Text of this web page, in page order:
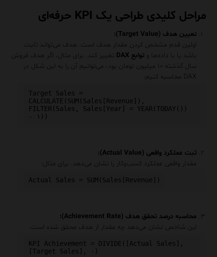
مراحل کلیدی طراحی یک KPI حرفه‌ای
تعیین هدف (Target Value):
اولین قدم مشخص کردن مقدار هدف است. هدف می‌تواند ثابت
باشد یا با داده‌ها وتوابع DAX
تغییر کند. برای مثال، اگر هدف فروش
سال گذشته ۱۰ میلیون تومان بود، می‌توانیم آن را به این شکل در
DAX محاسبه کنیم:
Target Sales =
CALCULATE(SUM(Sales[Revenue]),
FILTER(Sales, Sales[Year] = YEAR(TODAY())
ثبت عملکرد واقعی (Actual Value):
مقدار واقعی عملکرد کسب‌وکار را نشان می‌دهد. برای مثال:
محاسبه درصد تحقق هدف (Achievement Rate):
این شاخص نشان می‌دهد چه مقدار از هدف محقق شده است:
KPI Achievement = DIVIDE([Actual Sales],